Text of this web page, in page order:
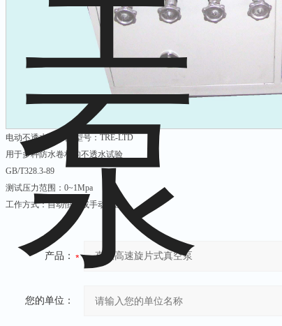
电动不透水试验仪 型号：TRE-LTD
用于多种防水卷材的不透水试验
GB/T328.3-89
测试压力范围：0~1Mpa
工作方式：自动恒压或手动恒压
产品：
您的单位：